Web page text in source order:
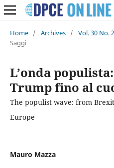
Home / Archives / Vol. 30 No.
Saggi
L’onda
Trump fino al
The populist wave: from
Europe
Mauro Mazza